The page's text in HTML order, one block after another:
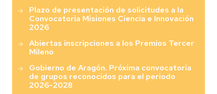
Plazo de presentación de solicitudes a la
Convocatoria Misiones Ciencia e Innovación
2026
Abiertas inscripciones a los Premios Tercer
Mileno
Gobierno de Aragón. Próxima convocatoria
de grupos reconocidos para el periodo
2026-2028